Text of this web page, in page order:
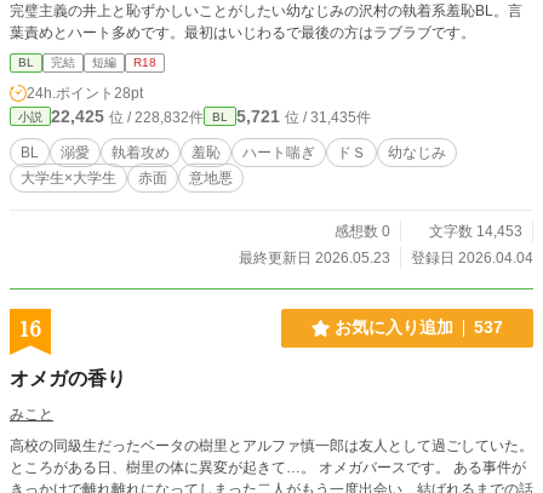
完璧主義の井上と恥ずかしいことがしたい幼なじみの沢村の執着系羞恥BL。言
葉責めとハート多めです。最初はいじわるで最後の方はラブラブです。
BL 完結 短編 R18
24h.ポイント 28pt
小説 22,425 位 / 228,832件 BL 5,721 位 / 31,435件
BL 溺愛 執着攻め 羞恥 ハート喘ぎ ドＳ
幼なじみ
大学生×大学生
赤面 意地悪
感想数 0
文字数 14,453
最終更新日 2026.05.23
登録日 2026.04.04
16 お気に入り追加 537
オメガの香り
みこと
高校の同級生だったベータの樹里とアルファ慎一郎は友人として過ごしていた。
ところがある日、樹里の体に異変が起きて…。 オメガバースです。 ある事件が
きっかけで離れ離れになってしまった二人がもう一度出会い、結ばれるまでの話